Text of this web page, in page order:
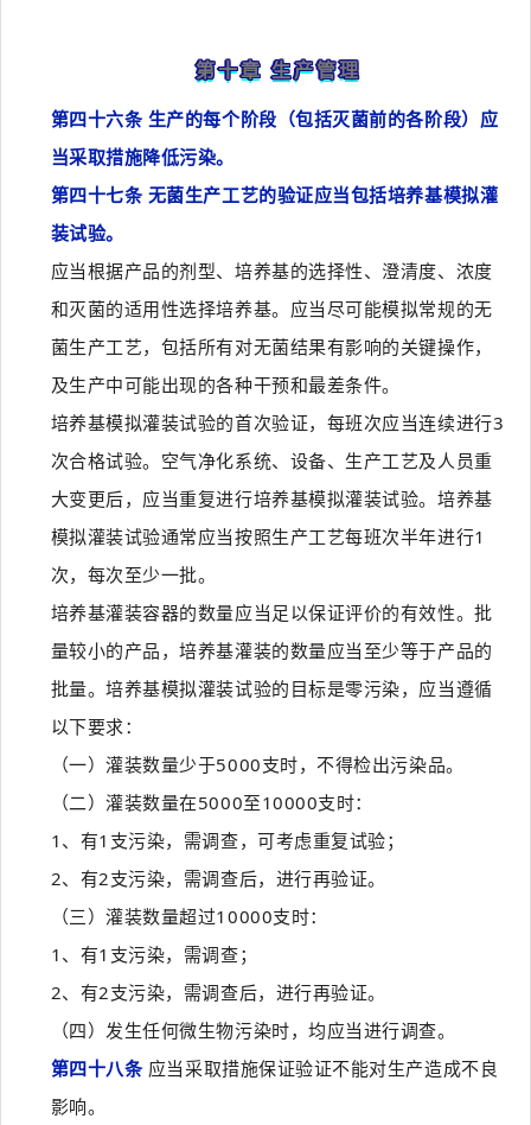
第十章 生产管理
第四十六条 生产的每个阶段（包括灭菌前的各阶段）应
当采取措施降低污染。
第四十七条 无菌生产工艺的验证应当包括培养基模拟灌
装试验。
应当根据产品的剂型、培养基的选择性、澄清度、浓度
和灭菌的适用性选择培养基。应当尽可能模拟常规的无
菌生产工艺，包括所有对无菌结果有影响的关键操作，
及生产中可能出现的各种干预和最差条件。
培养基模拟灌装试验的首次验证，每班次应当连续进行3
次合格试验。空气净化系统、设备、生产工艺及人员重
大变更后，应当重复进行培养基模拟灌装试验。培养基
模拟灌装试验通常应当按照生产工艺每班次半年进行1
次，每次至少一批。
培养基灌装容器的数量应当足以保证评价的有效性。批
量较小的产品，培养基灌装的数量应当至少等于产品的
批量。培养基模拟灌装试验的目标是零污染，应当遵循
以下要求：
（一）灌装数量少于5000支时，不得检出污染品。
（二）灌装数量在5000至10000支时：
1、有1支污染，需调查，可考虑重复试验；
2、有2支污染，需调查后，进行再验证。
（三）灌装数量超过10000支时：
1、有1支污染，需调查；
2、有2支污染，需调查后，进行再验证。
（四）发生任何微生物污染时，均应当进行调查。
第四十八条应当采取措施保证验证不能对生产造成不良
影响。